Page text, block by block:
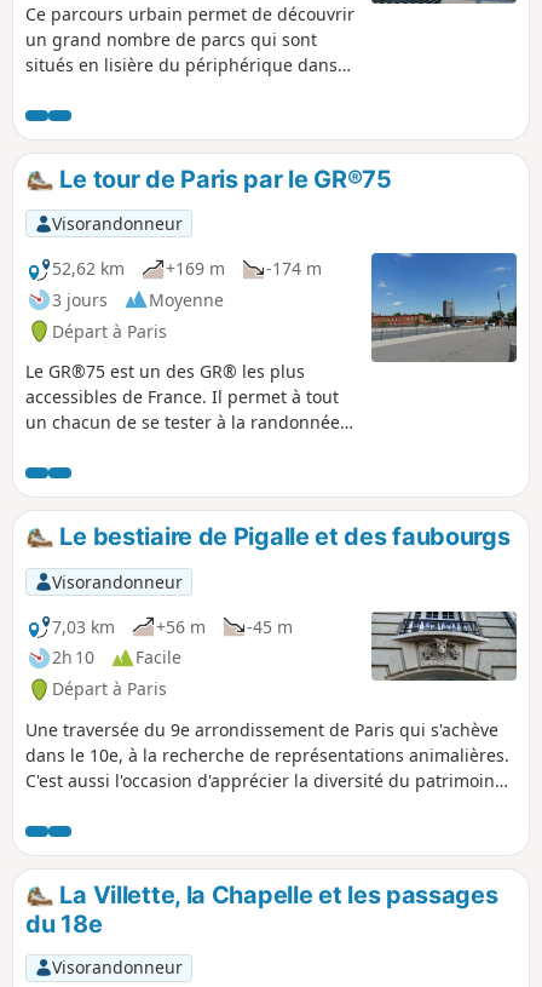
Ce parcours urbain permet de découvrir
un grand nombre de parcs qui sont
situés en lisière du périphérique dans
GR®75, il emprunte en partie le Bois de
Vincennes et passe près de plusieurs
autres lieux remarquables comme la
Philharmonie, la Cité des Sciences et le
Cimetière du Père Lachaise. Durant la
traversée des nombreux parcs, on se
croirait éloigné de la ville, qui pourtant,
n'est qu'à quelques encablures.
Le tour de Paris par le GR®75
Visorandonneur
52,62 km
+169 m
-174 m
3 jours
Moyenne
Départ à Paris
Le GR®75 est un des GR® les plus
accessibles de France. Il permet à tout
un chacun de se tester à la randonnée
de parcs, jardins et squares de la
capitale. Ces espaces permettent de
véritables bouffées d'air frais, à deux
pas de la capitale. Long de 50
kilomètres, certaines personnes le font
en 1 journée. Cependant, pour mieux
apprécier le parcours, il est préférable
de le faire sur plusieurs jours
Le bestiaire de Pigalle et des faubourgs
Visorandonneur
7,03 km
+56 m
-45 m
2h 10
Facile
Départ à Paris
Une traversée du 9e arrondissement de Paris qui s'achève
dans le 10e, à la recherche de représentations animalières.
C'est aussi l'occasion d'apprécier la diversité du patrimoine
Déco, et de passer au pied de quelques célèbres salles de
spectacle parisiennes.
La Villette, la Chapelle et les passages
du 18e
Visorandonneur